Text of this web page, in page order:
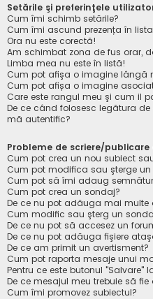
Setările şi preferinţele
Cum îmi schimb setările?
Cum îmi ascund prezența în
Ora nu este corectă!
Am schimbat zona de fus orar,
Limba mea nu este în listă!
Cum pot afişa o imagine lângă
Cum pot afișa o imagine
Care este rangul meu şi cum il
De ce când folosesc legătura
mă autentific?
Probleme de scriere/
Cum pot crea un nou subiect
Cum pot modifica sau şterge un
Cum pot să îmi adaug
Cum pot crea un sondaj?
De ce nu pot adăuga mai multe
Cum modific sau şterg un
De ce nu pot să accesez un
De ce nu pot adăuga fişiere
De ce am primit un avertisment?
Cum pot raporta mesaje unui
Pentru ce este butonul "Salvare"
De ce mesajul meu trebuie să fie
Cum îmi promovez subiectul?